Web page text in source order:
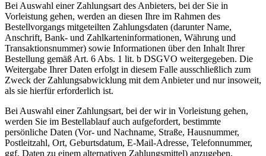
Bei Auswahl einer Zahlungsart des Anbieters, bei der Sie in
Vorleistung gehen, werden an diesen Ihre im Rahmen des
Bestellvorgangs mitgeteilten Zahlungsdaten (darunter Name,
Anschrift, Bank- und Zahlkarteninformationen, Währung und
Transaktionsnummer) sowie Informationen über den Inhalt Ihrer
Bestellung gemäß Art. 6 Abs. 1 lit. b DSGVO weitergegeben. Die
Weitergabe Ihrer Daten erfolgt in diesem Falle ausschließlich zum
Zweck der Zahlungsabwicklung mit dem Anbieter und nur insoweit,
als sie hierfür erforderlich ist.
Bei Auswahl einer Zahlungsart, bei der wir in Vorleistung gehen,
werden Sie im Bestellablauf auch aufgefordert, bestimmte
persönliche Daten (Vor- und Nachname, Straße, Hausnummer,
Postleitzahl, Ort, Geburtsdatum, E-Mail-Adresse, Telefonnummer,
ggf. Daten zu einem alternativen Zahlungsmittel) anzugeben.